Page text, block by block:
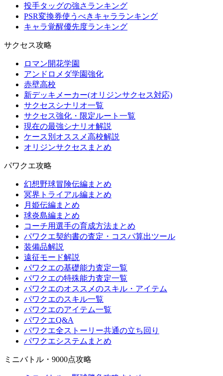
投手タッグの強さランキング
PSR変換券使うべきキャラランキング
キャラ覚醒優先度ランキング
サクセス攻略
ロマン開花学園
アンドロメダ学園強化
赤壁高校
新デッキメーカー(オリジンサクセス対応)
サクセスシナリオ一覧
サクセス強化・限定ルート一覧
現在の最強シナリオ解説
ケース別オススメ高校解説
オリジンサクセスまとめ
パワクエ攻略
幻想野球冒険伝編まとめ
冥界トライアル編まとめ
月姫伝編まとめ
球炎島編まとめ
コーチ用選手の育成方法まとめ
パワクエ契約書の査定・コスパ算出ツール
装備品解説
遠征モード解説
パワクエの基礎能力査定一覧
パワクエの特殊能力査定一覧
パワクエのオススメのスキル・アイテム
パワクエのスキル一覧
パワクエのアイテム一覧
パワクエQ&A
パワクエ全ストーリー共通の立ち回り
パワクエシステムまとめ
ミニバトル・9000点攻略